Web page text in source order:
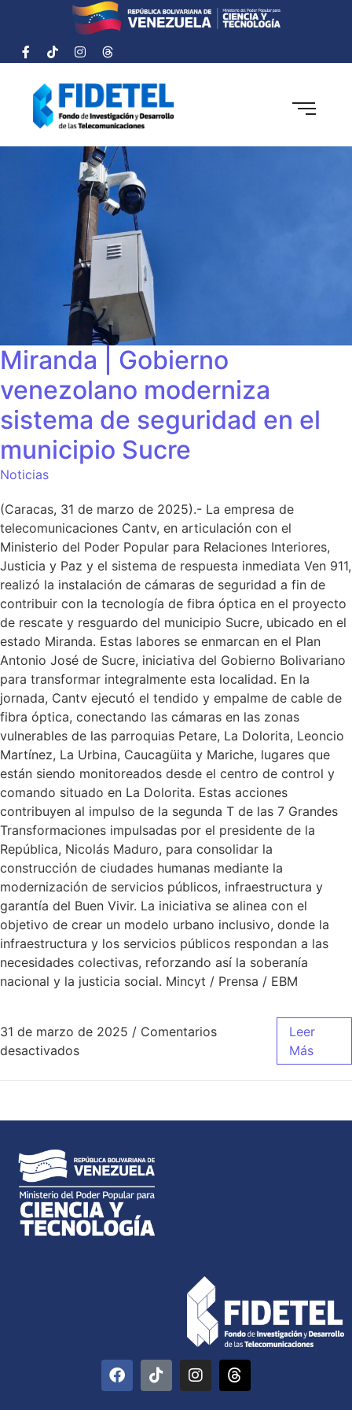
Miranda | Gobierno
venezolano moderniza
sistema de seguridad en el
municipio Sucre
Noticias
(Caracas, 31 de marzo de 2025).- La empresa de
telecomunicaciones Cantv, en articulación con el
Ministerio del Poder Popular para Relaciones Interiores,
Justicia y Paz y el sistema de respuesta inmediata Ven 911,
realizó la instalación de cámaras de seguridad a fin de
contribuir con la tecnología de fibra óptica en el proyecto
de rescate y resguardo del municipio Sucre, ubicado en el
estado Miranda. Estas labores se enmarcan en el Plan
Antonio José de Sucre, iniciativa del Gobierno Bolivariano
para transformar integralmente esta localidad. En la
jornada, Cantv ejecutó el tendido y empalme de cable de
fibra óptica, conectando las cámaras en las zonas
vulnerables de las parroquias Petare, La Dolorita, Leoncio
Martínez, La Urbina, Caucagüita​ y Mariche, lugares que
están siendo monitoreados desde el centro de control y
comando situado en La Dolorita. Estas acciones
contribuyen al impulso de la segunda T de las 7 Grandes
Transformaciones impulsadas por el presidente de la
República, Nicolás Maduro, para consolidar la
construcción de ciudades humanas mediante la
modernización de servicios públicos, infraestructura y
garantía del Buen Vivir. La iniciativa se alinea con el
objetivo de crear un modelo urbano inclusivo, donde la
infraestructura y los servicios públicos respondan a las
necesidades colectivas, reforzando así la soberanía
nacional y la justicia social. Mincyt / Prensa / EBM
31 de marzo de 2025 / Comentarios
desactivados
Leer
Más